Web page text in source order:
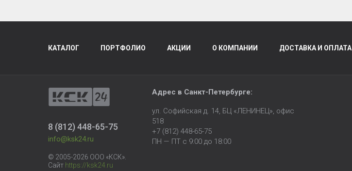
КАТАЛОГ ПОРТФОЛИО АКЦИИ О КОМПАНИИ ДОСТАВКА И ОПЛАТА
8 (812) 448-65-75
info@ksk24.ru
© 2005-2026 ООО «КСК».
Сайт https://ksk24.ru
Адрес в Санкт-Петербурге:
ул. Софийская д. 14, БЦ «ЛЕНИНЕЦ», офис
518
+7 (812) 448-65-75
ПН — ПТ с 9:00 до 18:00